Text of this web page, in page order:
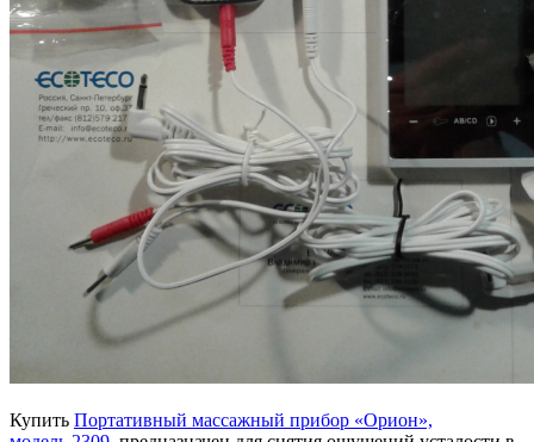
Купить Портативный массажный прибор «Орион»,